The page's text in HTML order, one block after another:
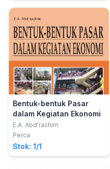
Bentuk-bentuk Pasar
dalam Kegiatan Ekonomi
E.A. Abd'rachim
Perca
Stok: 1/1